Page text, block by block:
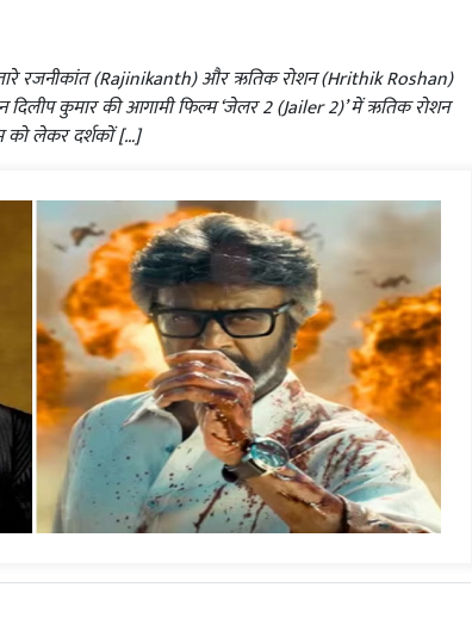
रजनीकांत (Rajinikanth) और ऋतिक रोशन (Hrithik Roshan)
कुमार की आगामी फिल्म ‘जेलर 2 (Jailer 2)’ में ऋतिक रोशन
को लेकर दर्शकों […]